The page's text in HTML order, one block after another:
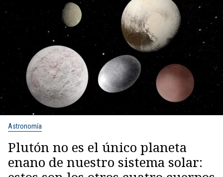
Astronomía
Plutón no es el único planeta
enano de nuestro sistema solar: